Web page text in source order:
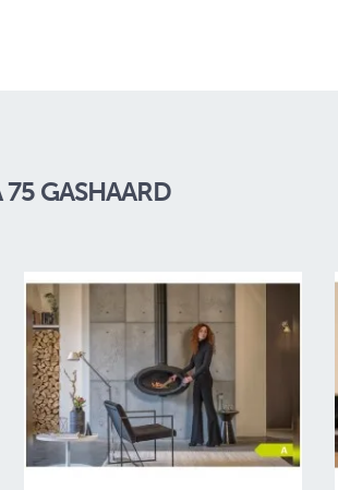
75 GASHAARD